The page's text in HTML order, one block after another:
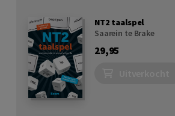
NT2 taalspel
Saarein te Brake
29,95